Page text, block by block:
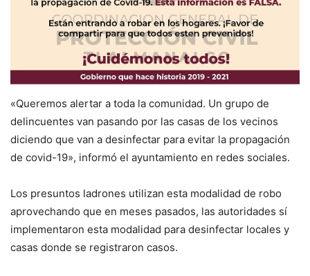
«Queremos alertar a toda la comunidad. Un grupo de
delincuentes van pasando por las casas de los vecinos
diciendo que van a desinfectar para evitar la propagación
de covid-19», informó el ayuntamiento en redes sociales.
Los presuntos ladrones utilizan esta modalidad de robo
aprovechando que en meses pasados, las autoridades sí
implementaron esta modalidad para desinfectar locales y
casas donde se registraron casos.